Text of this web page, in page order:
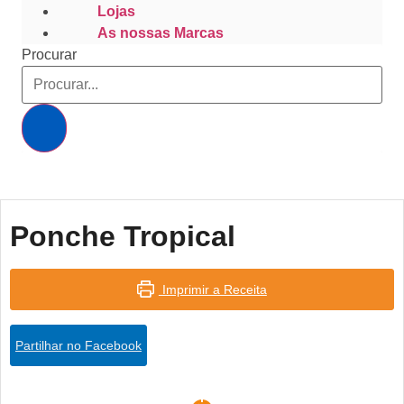
Lojas
As nossas Marcas
Procurar
Ponche Tropical
Imprimir a Receita
Partilhar no Facebook